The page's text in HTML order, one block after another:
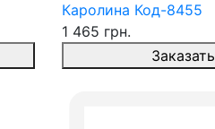
Каролина Код-8455
1 465 грн.
Заказать